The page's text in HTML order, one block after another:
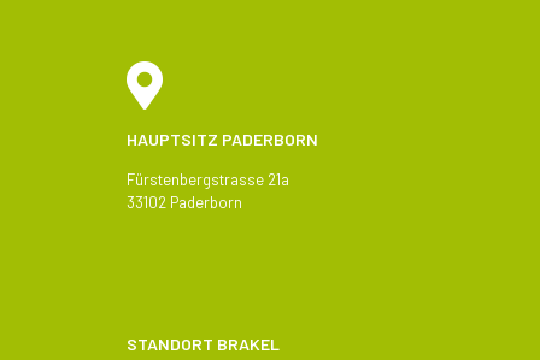
HAUPTSITZ PADERBORN
Fürstenbergstrasse 21a
33102 Paderborn
STANDORT BRAKEL